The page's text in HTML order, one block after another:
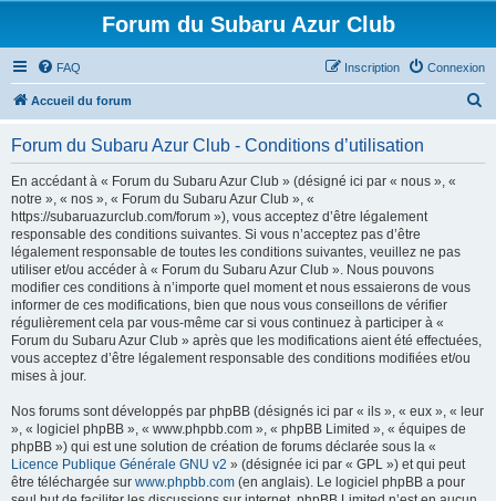
Forum du Subaru Azur Club
FAQ Connexion
Inscription
Accueil du forum
Forum du Subaru Azur Club - Conditions d’utilisation
En accédant à « Forum du Subaru Azur Club » (désigné ici par « nous », «
notre », « nos », « Forum du Subaru Azur Club », «
https://subaruazurclub.com/forum »), vous acceptez d’être légalement
responsable des conditions suivantes. Si vous n’acceptez pas d’être
légalement responsable de toutes les conditions suivantes, veuillez ne pas
utiliser et/ou accéder à « Forum du Subaru Azur Club ». Nous pouvons
modifier ces conditions à n’importe quel moment et nous essaierons de vous
informer de ces modifications, bien que nous vous conseillons de vérifier
régulièrement cela par vous-même car si vous continuez à participer à «
Forum du Subaru Azur Club » après que les modifications aient été effectuées,
vous acceptez d’être légalement responsable des conditions modifiées et/ou
mises à jour.
Nos forums sont développés par phpBB (désignés ici par « ils », « eux », « leur
», « logiciel phpBB », « www.phpbb.com », « phpBB Limited », « équipes de
phpBB ») qui est une solution de création de forums déclarée sous la «
Licence Publique Générale GNU v2 » (désignée ici par « GPL ») et qui peut
être téléchargée sur www.phpbb.com (en anglais). Le logiciel phpBB a pour